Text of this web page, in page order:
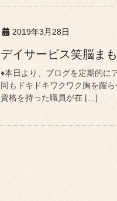
2019年3月28日
デイサービス笑脳ま
♦本日より、ブログを定期的に
同もドキドキワクワク胸を躍
資格を持った職員が在 […]